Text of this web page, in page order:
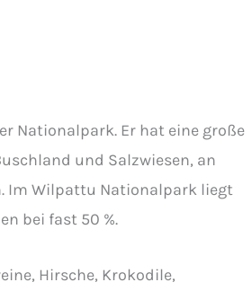
Nationalpark. Er hat eine große
und Salzwiesen, an
Im Wilpattu Nationalpark liegt
bei fast 50 %.
Hirsche, Krokodile,